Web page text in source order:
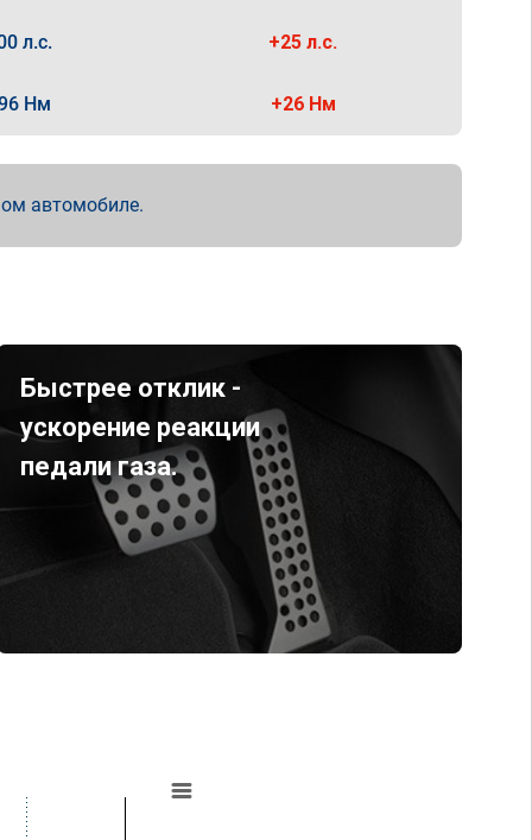
л.с. +25 л.с.
Нм +26 Нм
автомобиле.
Быстрее отклик -
ускорение реакции
педали газа.